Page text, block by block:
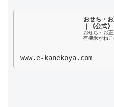
おせち・
｜《公式
おせち・お
有機米かねこ
www.e-kanekoya.com